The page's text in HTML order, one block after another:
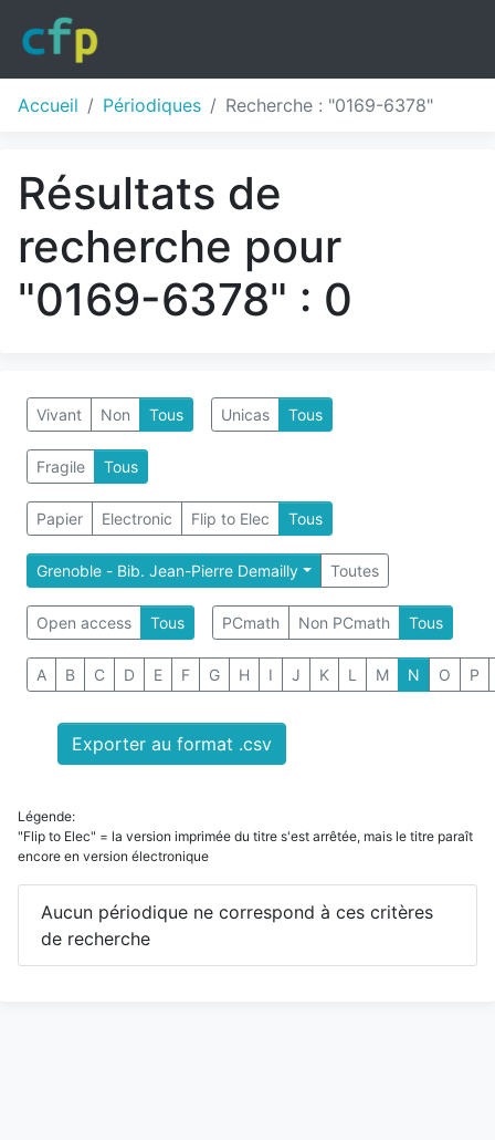
Accueil Périodiques Recherche : "0169-6378"
Résultats de
recherche pour
"0169-6378" : 0
Vivant Non Tous Unicas Tous
Fragile Tous
Papier Electronic Flip to Elec Tous
Grenoble - Bib. Jean-Pierre Demailly Toutes
Open access Tous PCmath Non PCmath Tous
A B C D E F G H I J K L M N O P
Exporter au format .csv
Légende:
"Flip to Elec" = la version imprimée du titre s'est arrêtée, mais le titre paraît
encore en version électronique
Aucun périodique ne correspond à ces critères
de recherche